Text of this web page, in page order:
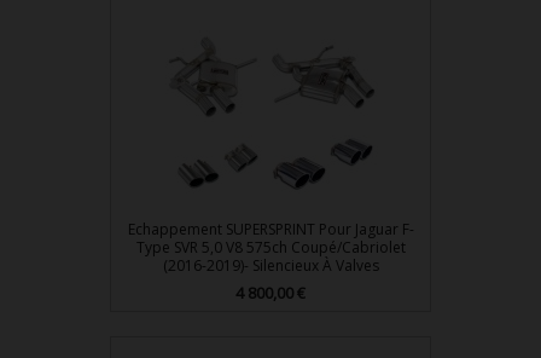
Echappement SUPERSPRINT Pour Jaguar F-
Type SVR 5,0 V8 575ch Coupé/Cabriolet
(2016-2019)- Silencieux À Valves
Prix
4 800,00 €